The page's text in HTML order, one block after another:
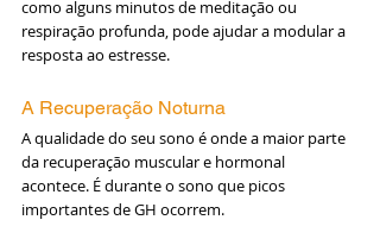
como alguns minutos de meditação ou
respiração profunda, pode ajudar a modular a
resposta ao estresse.
A Recuperação Noturna
A qualidade do seu sono é onde a maior parte
da recuperação muscular e hormonal
acontece. É durante o sono que picos
importantes de GH ocorrem.